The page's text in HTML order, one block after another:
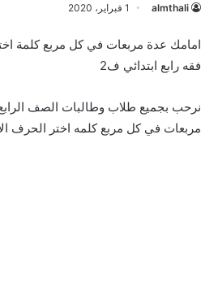
almthali 1 فبراير، 2020
امامك عدة مربعات في كل مربع كلمة
فقه رابع ابتدائي ف2
نرحب بجميع طلاب وطالبات الصف
مربعات في كل مربع كلمه اختر الحرف